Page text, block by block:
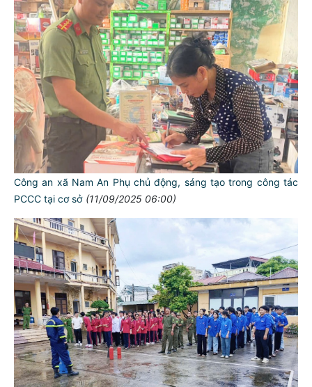
Công an xã Nam An Phụ chủ động, sáng tạo trong công tác
PCCC tại cơ sở (11/09/2025 06:00)